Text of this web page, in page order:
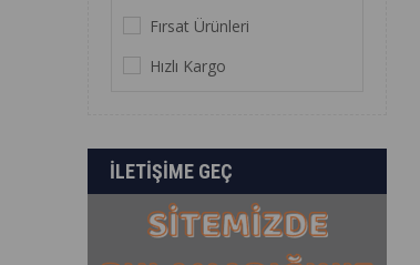
Fırsat Ürünleri
Hızlı Kargo
ILETIŞIME GEÇ